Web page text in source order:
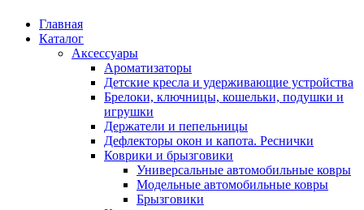
Главная
Каталог
Аксессуары
Ароматизаторы
Детские кресла и удерживающие устройства
Брелоки, ключницы, кошельки, подушки и
игрушки
Держатели и пепельницы
Дефлекторы окон и капота. Реснички
Коврики и брызговики
Универсальные автомобильные ковры
Модельные автомобильные ковры
Брызговики